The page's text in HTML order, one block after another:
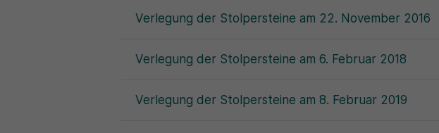
Verlegung der Stolpersteine am 22. November 2016
Verlegung der Stolpersteine am 6. Februar 2018
Verlegung der Stolpersteine am 8. Februar 2019